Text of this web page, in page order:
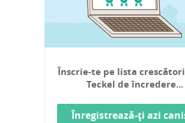
Înscrie-te pe lista
Teckel de încredere...
Înregistrează-ți azi